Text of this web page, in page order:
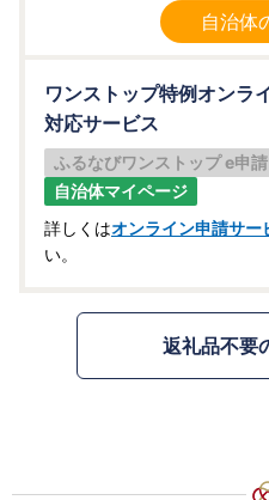
自治体
ワンストップ特例オンラ
対応サービス
ふるなびワンストップ e申請
自治体マイページ
詳しくはオンライン申請サー
い。
返礼品不要